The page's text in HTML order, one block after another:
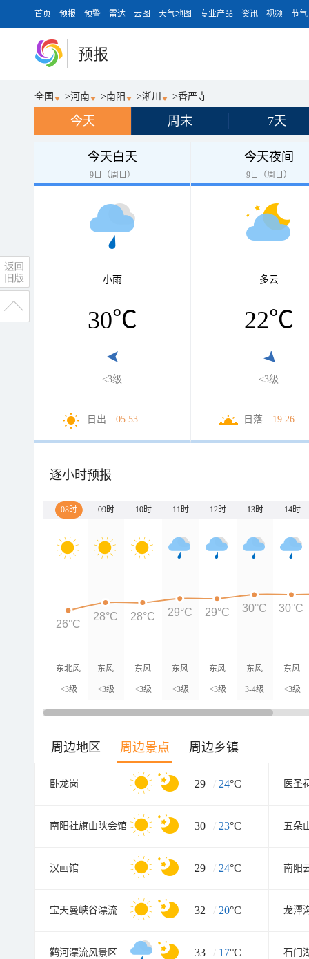
首页 预报 预警 雷达 云图 天气地图 专业产品 资讯 视频 节气
预报
全国 >河南 >南阳 >淅川 >香严寺
今天 周末 7天
今天白天
9日（周日）
小雨
30℃
<3级
日出 05:53
今天夜间
9日（周日）
多云
22℃
<3级
日落 19:26
逐小时预报
08时 09时 10时 11时 12时 13时 14时
东北风
<3级
东风
<3级
东风
<3级
东风
<3级
东风
<3级
东风
3-4级
东风
<3级
26°C
28°C 28°C 29°C 29°C 30°C 30°C
周边地区 周边景点 周边乡镇
卧龙岗 29 / 24°C 医圣
南阳社旗山陕会馆 30 / 23°C 五朵
汉画馆 29 / 24°C
宝天曼峡谷漂流 32 / 20°C 龙潭
鹳河漂流风景区 33 / 17°C 石门